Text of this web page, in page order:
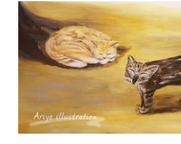
午後的貓咪
Business Collaboration商業合作